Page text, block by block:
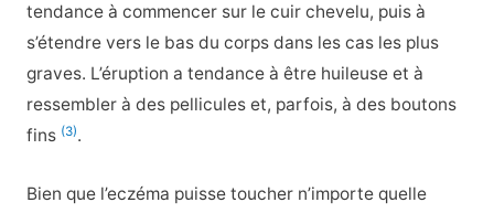
tendance à commencer sur le cuir chevelu, puis à
s’étendre vers le bas du corps dans les cas les plus
graves. L’éruption a tendance à être huileuse et à
ressembler à des pellicules et, parfois, à des boutons
fins (3).
Bien que l’eczéma puisse toucher n’importe quelle